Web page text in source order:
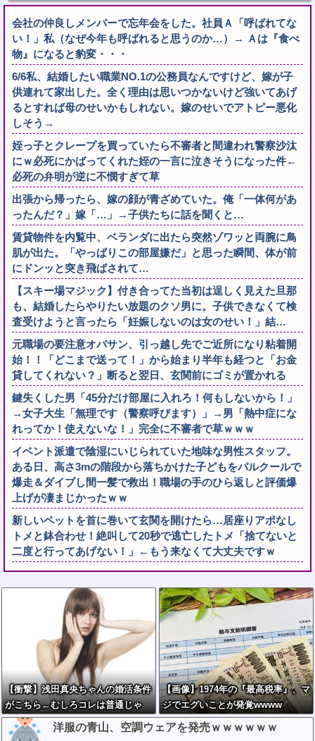
会社の仲良しメンバーで忘年会をした。社員Ａ「呼ばれてな
い！」私（なぜ今年も呼ばれると思うのか…）→ Ａは『食べ
物』になると豹変・・・
6/6私、結婚したい職業NO.1の公務員なんですけど、嫁が子
供連れて家出した。全く理由は思いつかないけど強いてあげ
るとすれば母のせいかもしれない。嫁のせいでアトピー悪化
しそう→
姪っ子とクレープを買っていたら不審者と間違われ警察沙汰
にｗ必死にかばってくれた姪の一言に泣きそうになった件←
必死の弁明が逆に不憫すぎて草
出張から帰ったら、嫁の顔が青ざめていた。俺「一体何があ
ったんだ？」嫁「…」→子供たちに話を聞くと…
賃貸物件を内覧中、ベランダに出たら突然ゾワッと両腕に鳥
肌が出た。「やっぱりこの部屋嫌だ」と思った瞬間、体が前
にドンッと突き飛ばされて…
【スキー場マジック】付き合ってた当初は逞しく見えた旦那
も、結婚したらやりたい放題のクソ男に。子供できなくて検
査受けようと言ったら「妊娠しないのは女のせい！」結…
元職場の要注意オバサン、引っ越し先でご近所になり粘着開
始！！「どこまで送って！」から始まり半年も経つと「お金
貸してくれない？」断ると翌日、玄関前にゴミが置かれる
鍵失くした男「45分だけ部屋に入れろ！何もしないから！」
→女子大生「無理です（警察呼びます）」→男「熱中症にな
れってか！使えないな！」完全に不審者で草ｗｗｗ
イベント派遣で陰湿にいじられていた地味な男性スタッフ。
ある日、高さ3mの階段から落ちかけた子どもをパルクールで
爆走＆ダイブし間一髪で救出！職場の手のひら返しと評価爆
上げが凄まじかったｗｗ
新しいペットを首に巻いて玄関を開けたら…居座りアポなし
トメと鉢合わせ！絶叫して20秒で逃亡したトメ「捨てないと
二度と行ってあげない！」←もう来なくて大丈夫ですｗ
【衝撃】浅田真央ちゃんの婚活条件
がこちら←むしろコレは普通じゃ
ね？w w w w w w w w
【画像】1974年の『最高税率』、マ
ジでエグいことが発覚wwww
洋服の青山、空調ウェアを発売ｗｗｗｗｗｗ